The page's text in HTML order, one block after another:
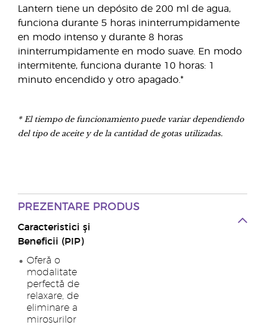
Lantern tiene un depósito de 200 ml de agua,
funciona durante 5 horas ininterrumpidamente
en modo intenso y durante 8 horas
ininterrumpidamente en modo suave. En modo
intermitente, funciona durante 10 horas: 1
minuto encendido y otro apagado.*
* El tiempo de funcionamiento puede variar dependiendo
del tipo de aceite y de la cantidad de gotas utilizadas.
PREZENTARE PRODUS
Caracteristici şi
Beneficii (PIP)
Oferă o
modalitate
perfectă de
relaxare, de
eliminare a
mirosurilor